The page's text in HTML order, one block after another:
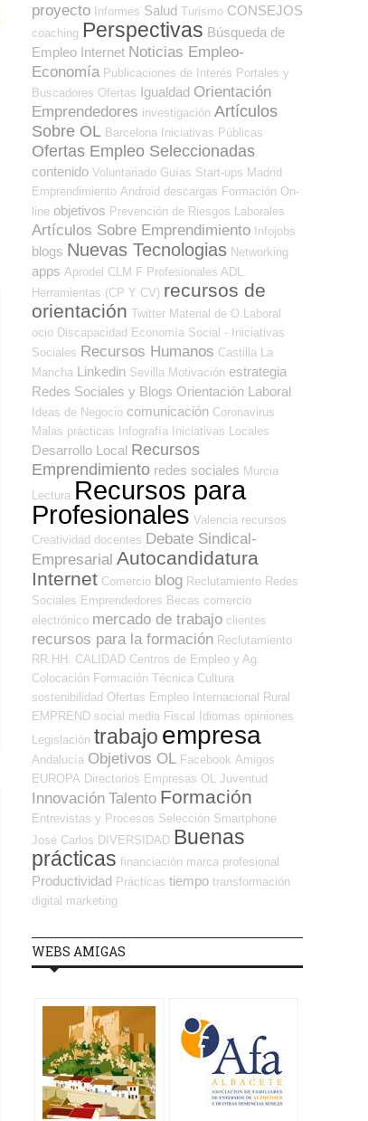
proyecto Informes Salud Turismo CONSEJOS
coaching Perspectivas Búsqueda de
Empleo Internet Noticias Empleo-
Economía Publicaciones de Interés Portales y
Buscadores Ofertas Igualdad Orientación
Emprendedores investigación Artículos
Sobre OL Barcelona Iniciativas Públicas
Ofertas Empleo Seleccionadas
contenido Voluntariado Guías Start-ups Madrid
Emprendimiento Android descargas Formación On-
line objetivos Prevención de Riesgos Laborales
Artículos Sobre Emprendimiento Infojobs
blogs Nuevas Tecnologias Networking
apps Aprodel CLM F Profesionales ADL
Herramientas (CP Y CV) recursos de
orientación Twitter Material de O.Laboral
ocio Discapacidad Economía Social - Iniciativas
Sociales Recursos Humanos Castilla La
Mancha Linkedin Sevilla Motivación estrategia
Redes Sociales y Blogs Orientación Laboral
Ideas de Negocio comunicación Coronavirus
Malas prácticas
Infografía Iniciativas Locales
Desarrollo Local Recursos
Emprendimiento redes sociales Murcia
Lectura Recursos para
Profesionales Valencia recursos
Creatividad docentes Debate Sindical-
Empresarial Autocandidatura
Internet Comercio blog Reclutamiento Redes
Sociales Emprendedores Becas comercio
electrónico mercado de trabajo clientes
recursos para la formación Reclutamiento
RR.HH.
CALIDAD Centros de Empleo y Ag.
Colocación Formación Técnica Cultura
sostenibilidad Ofertas Empleo Internacional
Rural
EMPREND social media Fiscal Idiomas opiniones
Legislación trabajo empresa
Andalucía Objetivos OL Facebook Amigos
EUROPA Directorios Empresas OL Juventud
Innovación Talento Formación
Entrevistas y Procesos Selección Smartphone
José Carlos DIVERSIDAD Buenas
prácticas financiación marca profesional
Productividad Prácticas tiempo transformación
digital marketing
WEBS AMIGAS